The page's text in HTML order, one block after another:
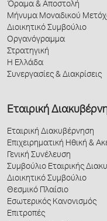
Όραμα & Αποστολή
Μήνυμα Μοναδικού
Διοικητικό Συμβούλιο
Οργανόγραμμα
Στρατηγική
Η Ελλάδα
Συνεργασίες & Διακρίσεις
Εταιρική
Εταιρική Διακυβέρνηση
Επιχειρηματική Ηθική &
Γενική Συνέλευση
Συμβούλιο Εταιρικής
Διοικητικό Συμβούλιο
Θεσμικό Πλαίσιο
Εσωτερικός Κανονισμός
Επιτροπές